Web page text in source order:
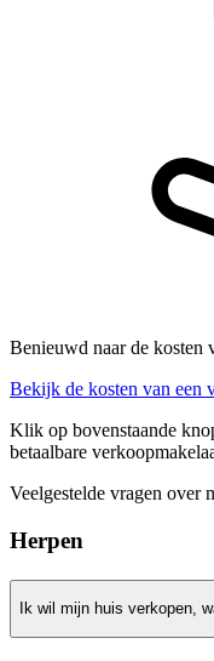
Benieuwd naar de kosten
Bekijk de kosten van een
Klik op bovenstaande
betaalbare
Veelgestelde vragen over
Herpen
Ik wil mijn huis verkopen,